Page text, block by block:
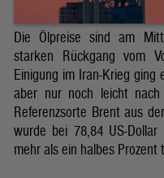
Die Ölpreise sind am
starken Rückgang vom
Einigung im Iran-Krieg
aber nur noch leicht
Referenzsorte Brent aus
wurde bei 78,84 US-
mehr als ein halbes Prozent